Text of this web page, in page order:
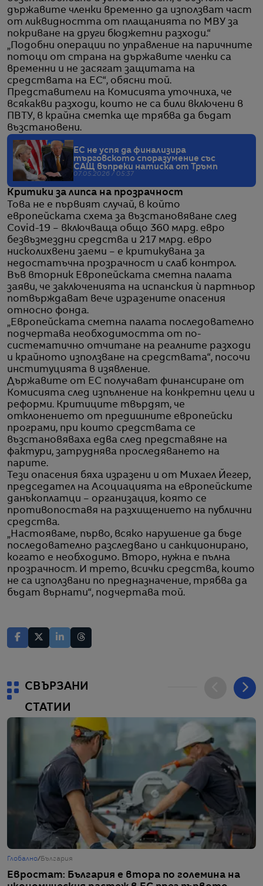
държавите членки временно да използват част
от ликвидността от плащанията по МВУ за
покриване на други бюджетни разходи.“
„Подобни операции по управление на паричните
потоци от страна на държавите членки са
временни и не засягат защитата на
средствата на ЕС“, обясни той.
Представители на Комисията уточниха, че
всякакви разходи, които не са били включени в
ПВТУ, в крайна сметка ще трябва да бъдат
възстановени.
ЕС не успя да финализира
търговското споразумение със
САЩ въпреки натиска от Тръмп
07.05.2026 / 05:37
Критики за липса на прозрачност
Това не е първият случай, в който
европейската схема за възстановяване след
Covid-19 – включваща общо 360 млрд. евро
безвъзмездни средства и 217 млрд. евро
нисколихвени заеми – е критикувана за
недостатъчна прозрачност и слаб контрол.
Във вторник Европейската сметна палата
заяви, че заключенията на испанския ѝ партньор
потвърждават вече изразените опасения
относно фонда.
„Европейската сметна палата последователно
подчертава необходимостта от по-
систематично отчитане на реалните разходи
и крайното използване на средствата“, посочи
институцията в изявление.
Държавите от ЕС получават финансиране от
Комисията след изпълнение на конкретни цели и
реформи. Критиците твърдят, че
отклонението от предишните европейски
програми, при които средствата се
възстановяваха едва след представяне на
фактури, затруднява проследяването на
парите.
Тези опасения бяха изразени и от Михаел Йегер,
председател на Асоциацията на европейските
данъкоплатци – организация, която се
противопоставя на разхищението на публични
средства.
„Настояваме, първо, всяко нарушение да бъде
последователно разследвано и санкционирано,
когато е необходимо. Второ, нужна е пълна
прозрачност. И трето, всички средства, които
не са използвани по предназначение, трябва да
бъдат върнати“, подчертава той.
СВЪРЗАНИ
СТАТИИ
Глобално/ България
Евростат: България е втора по големина на